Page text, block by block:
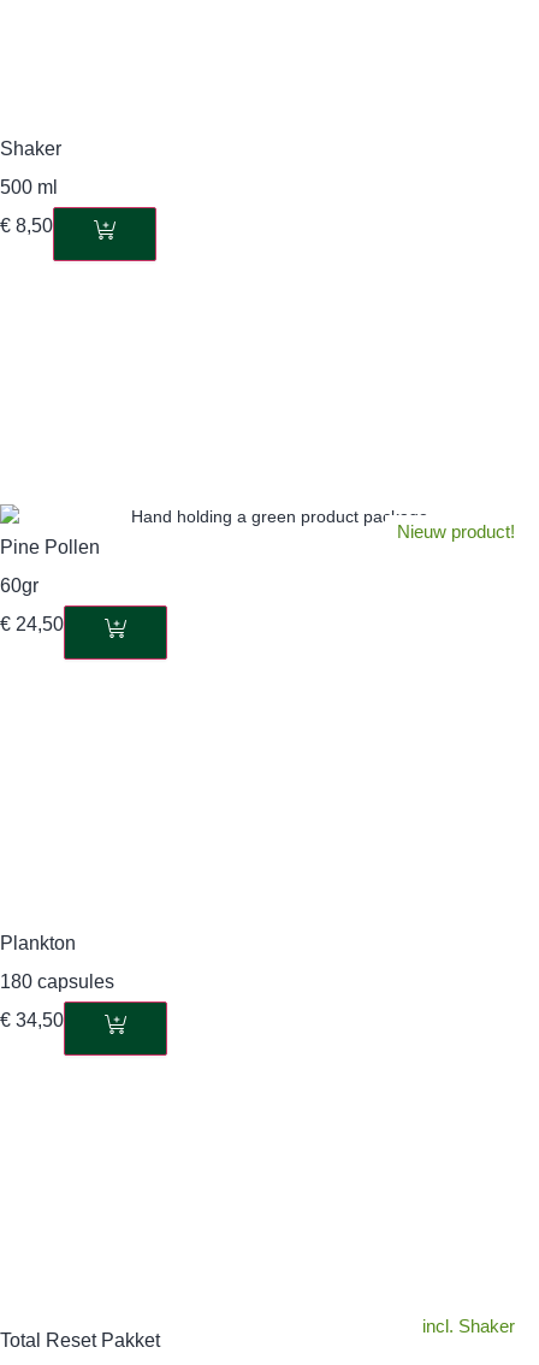
Shaker
500 ml
€ 8,50
Nieuw product!
Pine Pollen
60gr
€ 24,50
Plankton
180 capsules
€ 34,50
incl. Shaker
Total Reset Pakket